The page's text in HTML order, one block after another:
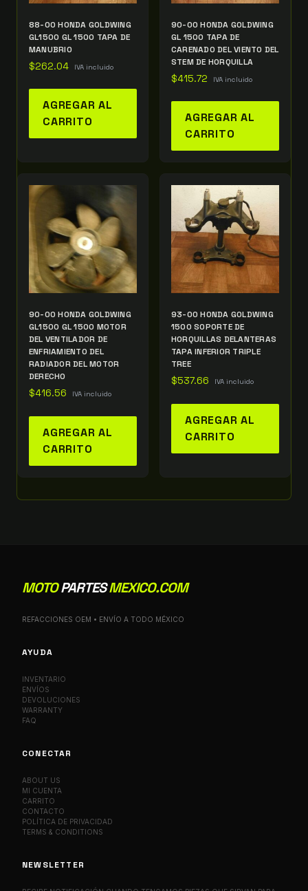
88-00 HONDA GOLDWING
GL1500 GL 1500 TAPA DE
MANUBRIO
$262.04 IVA incluido
AGREGAR AL
CARRITO
90-00 HONDA GOLDWING
GL 1500 TAPA DE
CARENADO DEL VIENTO DEL
STEM DE HORQUILLA
$415.72 IVA incluido
AGREGAR AL
CARRITO
90-00 HONDA GOLDWING
GL1500 GL 1500 MOTOR
DEL VENTILADOR DE
ENFRIAMIENTO DEL
RADIADOR DEL MOTOR
DERECHO
$416.56 IVA incluido
AGREGAR AL
CARRITO
93-00 HONDA GOLDWING
1500 SOPORTE DE
HORQUILLAS DELANTERAS
TAPA INFERIOR TRIPLE
TREE
$537.66 IVA incluido
AGREGAR AL
CARRITO
MOTOPARTESMEXICO.COM
REFACCIONES OEM • ENVÍO A TODO MÉXICO
AYUDA
INVENTARIO
ENVÍOS
DEVOLUCIONES
WARRANTY
FAQ
CONECTAR
ABOUT US
MI CUENTA
CARRITO
CONTACTO
POLÍTICA DE PRIVACIDAD
TERMS & CONDITIONS
NEWSLETTER